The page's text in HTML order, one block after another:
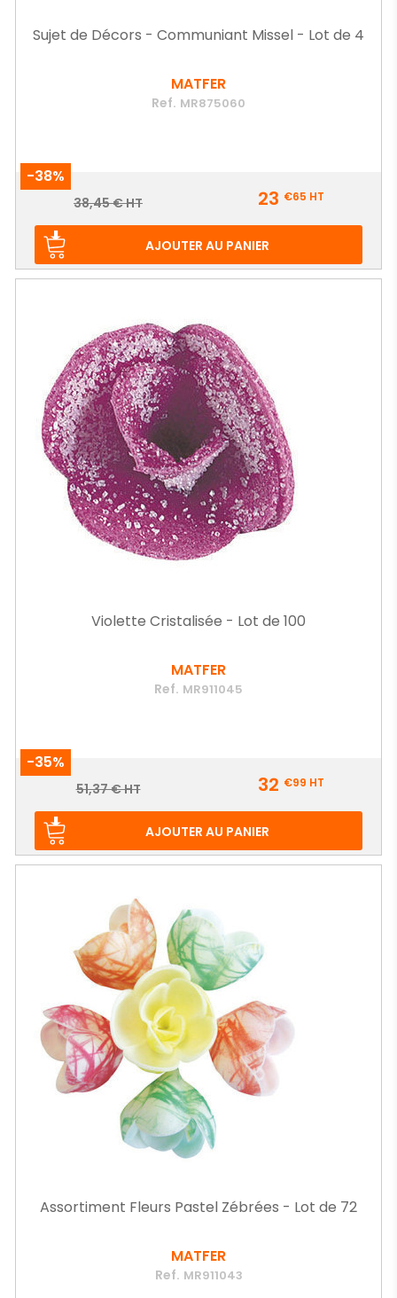
Sujet de Décors - Communiant Missel - Lot de 4
MATFER
Ref. MR875060
-38%
Prix
Prix
38,45 € HT 23 €65 HT
AJOUTER AU PANIER
Violette Cristalisée - Lot de 100
MATFER
Ref. MR911045
-35%
Prix
Prix
51,37 € HT 32 €99 HT
AJOUTER AU PANIER
Assortiment Fleurs Pastel Zébrées - Lot de 72
MATFER
Ref. MR911043